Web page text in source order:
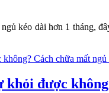
kéo dài hơn 1 tháng,
khỏi được